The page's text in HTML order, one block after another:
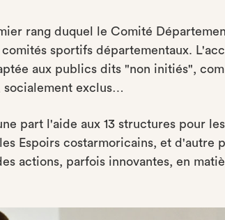
rang duquel le Comité
sportifs départementaux.
aux publics dits "non initiés",
socialement exclus…
part l'aide aux 13 structures pour les
Espoirs costarmoricains, et d'autre
actions, parfois innovantes, en